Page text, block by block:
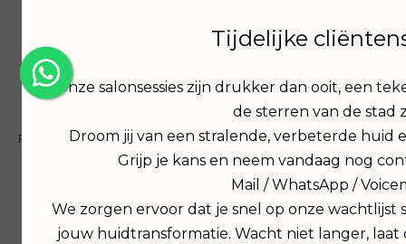
Privacyverklaring Webdesign PlazaXL
Tijdelijke
Onze salonsessies zijn drukker dan ooit, een
de sterren van de stad
Droom jij van een stralende, verbeterde huid
Grijp je kans en neem vandaag nog
Mail / WhatsApp /
We zorgen ervoor dat je snel op onze wachtlijst
jouw huidtransformatie. Wacht niet langer,